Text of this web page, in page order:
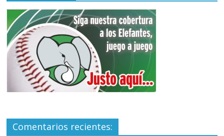
Comentarios recientes: